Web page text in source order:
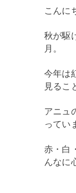
こんに
秋が駆
月。
今年は
見るこ
アニュ
ってい
赤・白
んなに